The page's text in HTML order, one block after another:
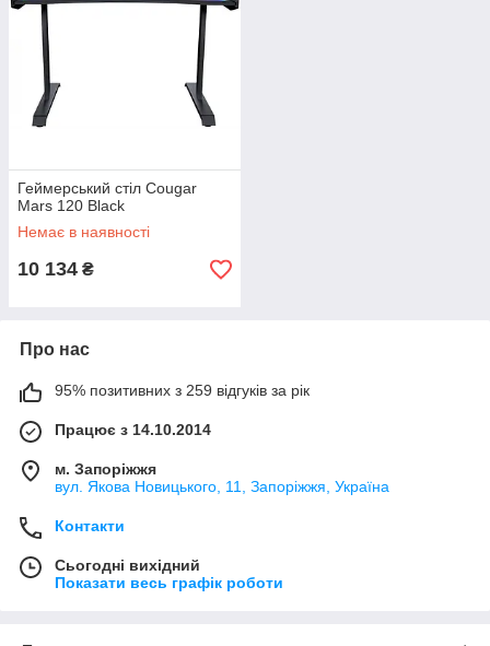
Геймерський стіл Cougar
Mars 120 Black
Немає в наявності
10 134 ₴
Про нас
95% позитивних з 259 відгуків за рік
Працює з 14.10.2014
м. Запоріжжя
вул. Якова Новицького, 11, Запоріжжя, Україна
Контакти
Сьогодні вихідний
Показати весь графік роботи